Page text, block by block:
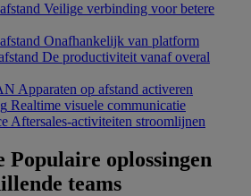
Veilige verbinding voor betere
Onafhankelijk van platform
De productiviteit vanaf overal
Apparaten op afstand activeren
Realtime visuele communicatie
Aftersales-activiteiten stroomlijnen
Populaire oplossingen
teams